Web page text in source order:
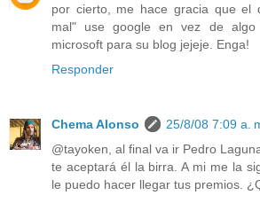
por cierto, me hace gracia que el
mal" use google en vez de
microsoft para su blog jejeje. Enga!
Responder
Chema Alonso
25/8/08 7:09 a.
@tayoken, al final va ir Pedro
te aceptará él la birra. A mi me la
le puedo hacer llegar tus premios.